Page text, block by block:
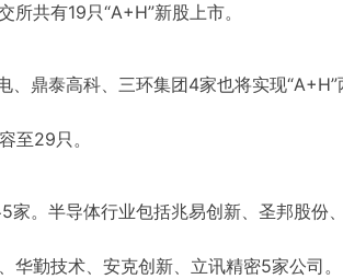
共有19只“A+H”新股上市。
鼎泰高科、三环集团4家也将实现“A+H”
至29只。
。半导体行业包括兆易创新、圣邦股份
勤技术、安克创新、立讯精密5家公司。